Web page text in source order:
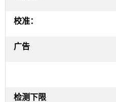
校准：
广告
检测下限